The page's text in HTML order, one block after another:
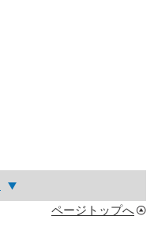
ページトップへ